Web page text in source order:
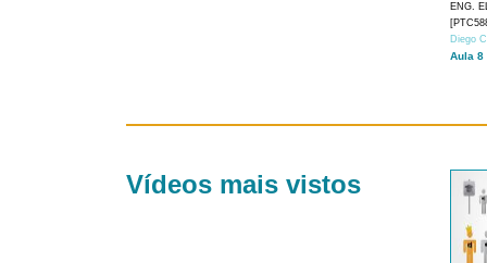
ENG.
Diego
Aula 8
Vídeos mais vistos